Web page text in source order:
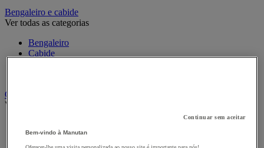
Bengaleiro e cabide
Ver todas as categorias
Bengaleiro
Cabide
Cadeiras, poltronas e cadeirões
Ver todas as categorias
Cadeira de braços executivo
Cadeira de escritório
Continuar sem aceitar
Bem-vindo à Manutan